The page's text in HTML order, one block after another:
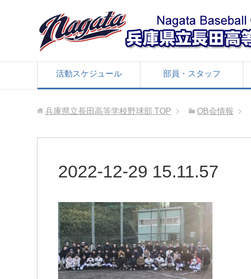
活動スケジュール 部員・スタッフ
兵庫県立長田高等学校野球部 TOP OB会情報
2022-12-29 15.11.57